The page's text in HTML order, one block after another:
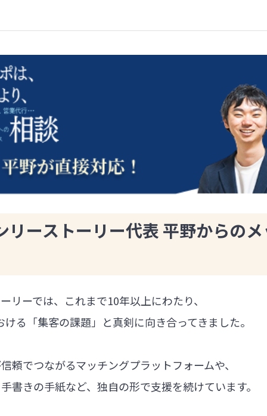
リーストーリー代表 平野からの
リーでは、これまで10年以上にわたり、
る「集客の課題」と真剣に向き合ってきました。
頼でつながるマッチングプラットフォームや、
書きの手紙など、独自の形で支援を続けています。